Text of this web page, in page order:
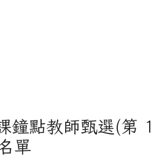
鐘點教師甄選(第 1
單